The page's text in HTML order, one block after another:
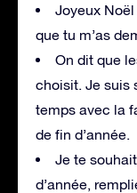
Joyeux Noël
que tu m’as
On dit que
choisit. Je suis
temps avec la
de fin d’année.
Je te
d’année,